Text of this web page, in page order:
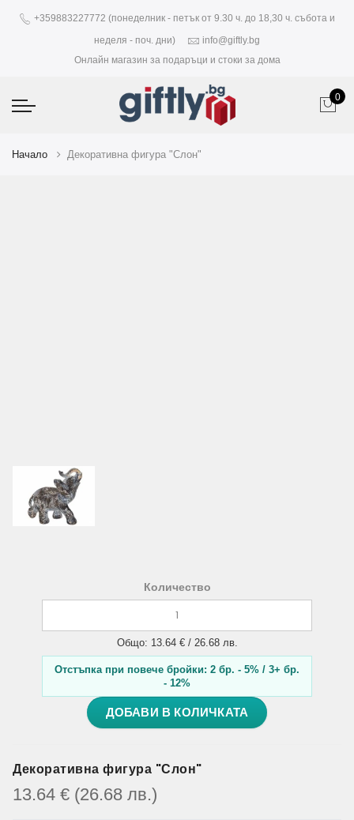
+359883227772 (понеделник - петък от 9.30 ч. до 18,30 ч. събота и
неделя - поч. дни)
info@giftly.bg
Онлайн магазин за подаръци и стоки за дома
0
Начало Декоративна фигура "Слон"
Количество
Общо: 13.64 € / 26.68 лв.
Отстъпка при повече бройки: 2 бр. - 5% / 3+ бр.
- 12%
ДОБАВИ В КОЛИЧКАТА
Декоративна фигура "Слон"
13.64 € (26.68 лв.)